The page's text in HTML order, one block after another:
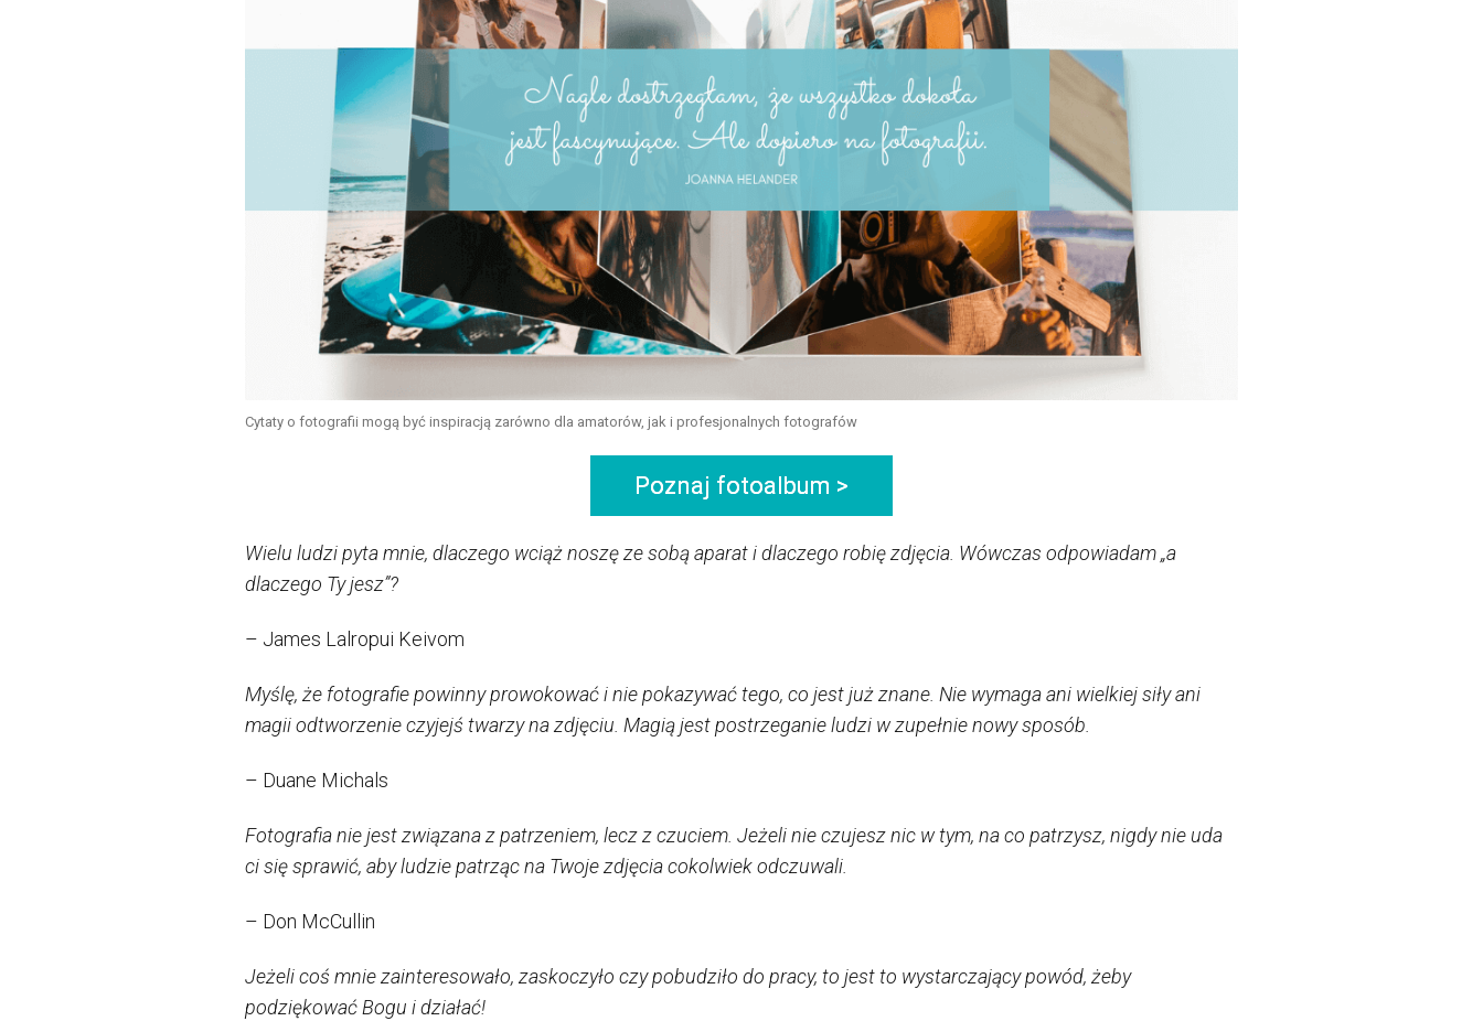
Cytaty o fotografii mogą być inspiracją zarówno dla amatorów, jak i profesjonalnych fotografów
Poznaj fotoalbum >
Wielu ludzi pyta mnie, dlaczego wciąż noszę ze sobą aparat i dlaczego robię zdjęcia. Wówczas odpowiadam „a
dlaczego Ty jesz”?
– James Lalropui Keivom
Myślę, że fotografie powinny prowokować i nie pokazywać tego, co jest już znane. Nie wymaga ani wielkiej siły ani
magii odtworzenie czyjejś twarzy na zdjęciu. Magią jest postrzeganie ludzi w zupełnie nowy sposób.
– Duane Michals
Fotografia nie jest związana z patrzeniem, lecz z czuciem. Jeżeli nie czujesz nic w tym, na co patrzysz, nigdy nie uda
ci się sprawić, aby ludzie patrząc na Twoje zdjęcia cokolwiek odczuwali.
– Don McCullin
Jeżeli coś mnie zainteresowało, zaskoczyło czy pobudziło do pracy, to jest to wystarczający powód, żeby
podziękować Bogu i działać!